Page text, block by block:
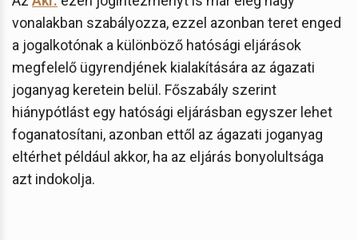
vonalakban szabályozza, ezzel azonban teret enged
a jogalkotónak a különböző hatósági eljárások
megfelelő ügyrendjének kialakítására az ágazati
joganyag keretein belül. Főszabály szerint
hiánypótlást egy hatósági eljárásban egyszer lehet
foganatosítani, azonban ettől az ágazati joganyag
eltérhet például akkor, ha az eljárás bonyolultsága
azt indokolja.